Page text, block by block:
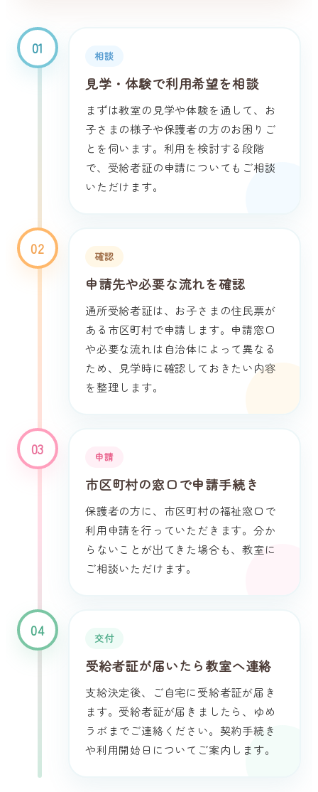
01 相談
見学・体験で利用希望を相談
まずは教室の見学や体験を通して、お
子さまの様子や保護者の方のお困りご
とを伺います。利用を検討する段階
で、受給者証の申請についてもご相談
いただけます。
02 確認
申請先や必要な流れを確認
通所受給者証は、お子さまの住民票が
ある市区町村で申請します。申請窓口
や必要な流れは自治体によって異なる
ため、見学時に確認しておきたい内容
を整理します。
03 申請
市区町村の窓口で申請手続き
保護者の方に、市区町村の福祉窓口で
利用申請を行っていただきます。分か
らないことが出てきた場合も、教室に
ご相談いただけます。
04 交付
受給者証が届いたら教室へ連絡
支給決定後、ご自宅に受給者証が届き
ます。受給者証が届きましたら、ゆめ
ラボまでご連絡ください。契約手続き
や利用開始日についてご案内します。